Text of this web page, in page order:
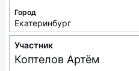
Город
Екатеринбург
Участник
Коптелов Артём